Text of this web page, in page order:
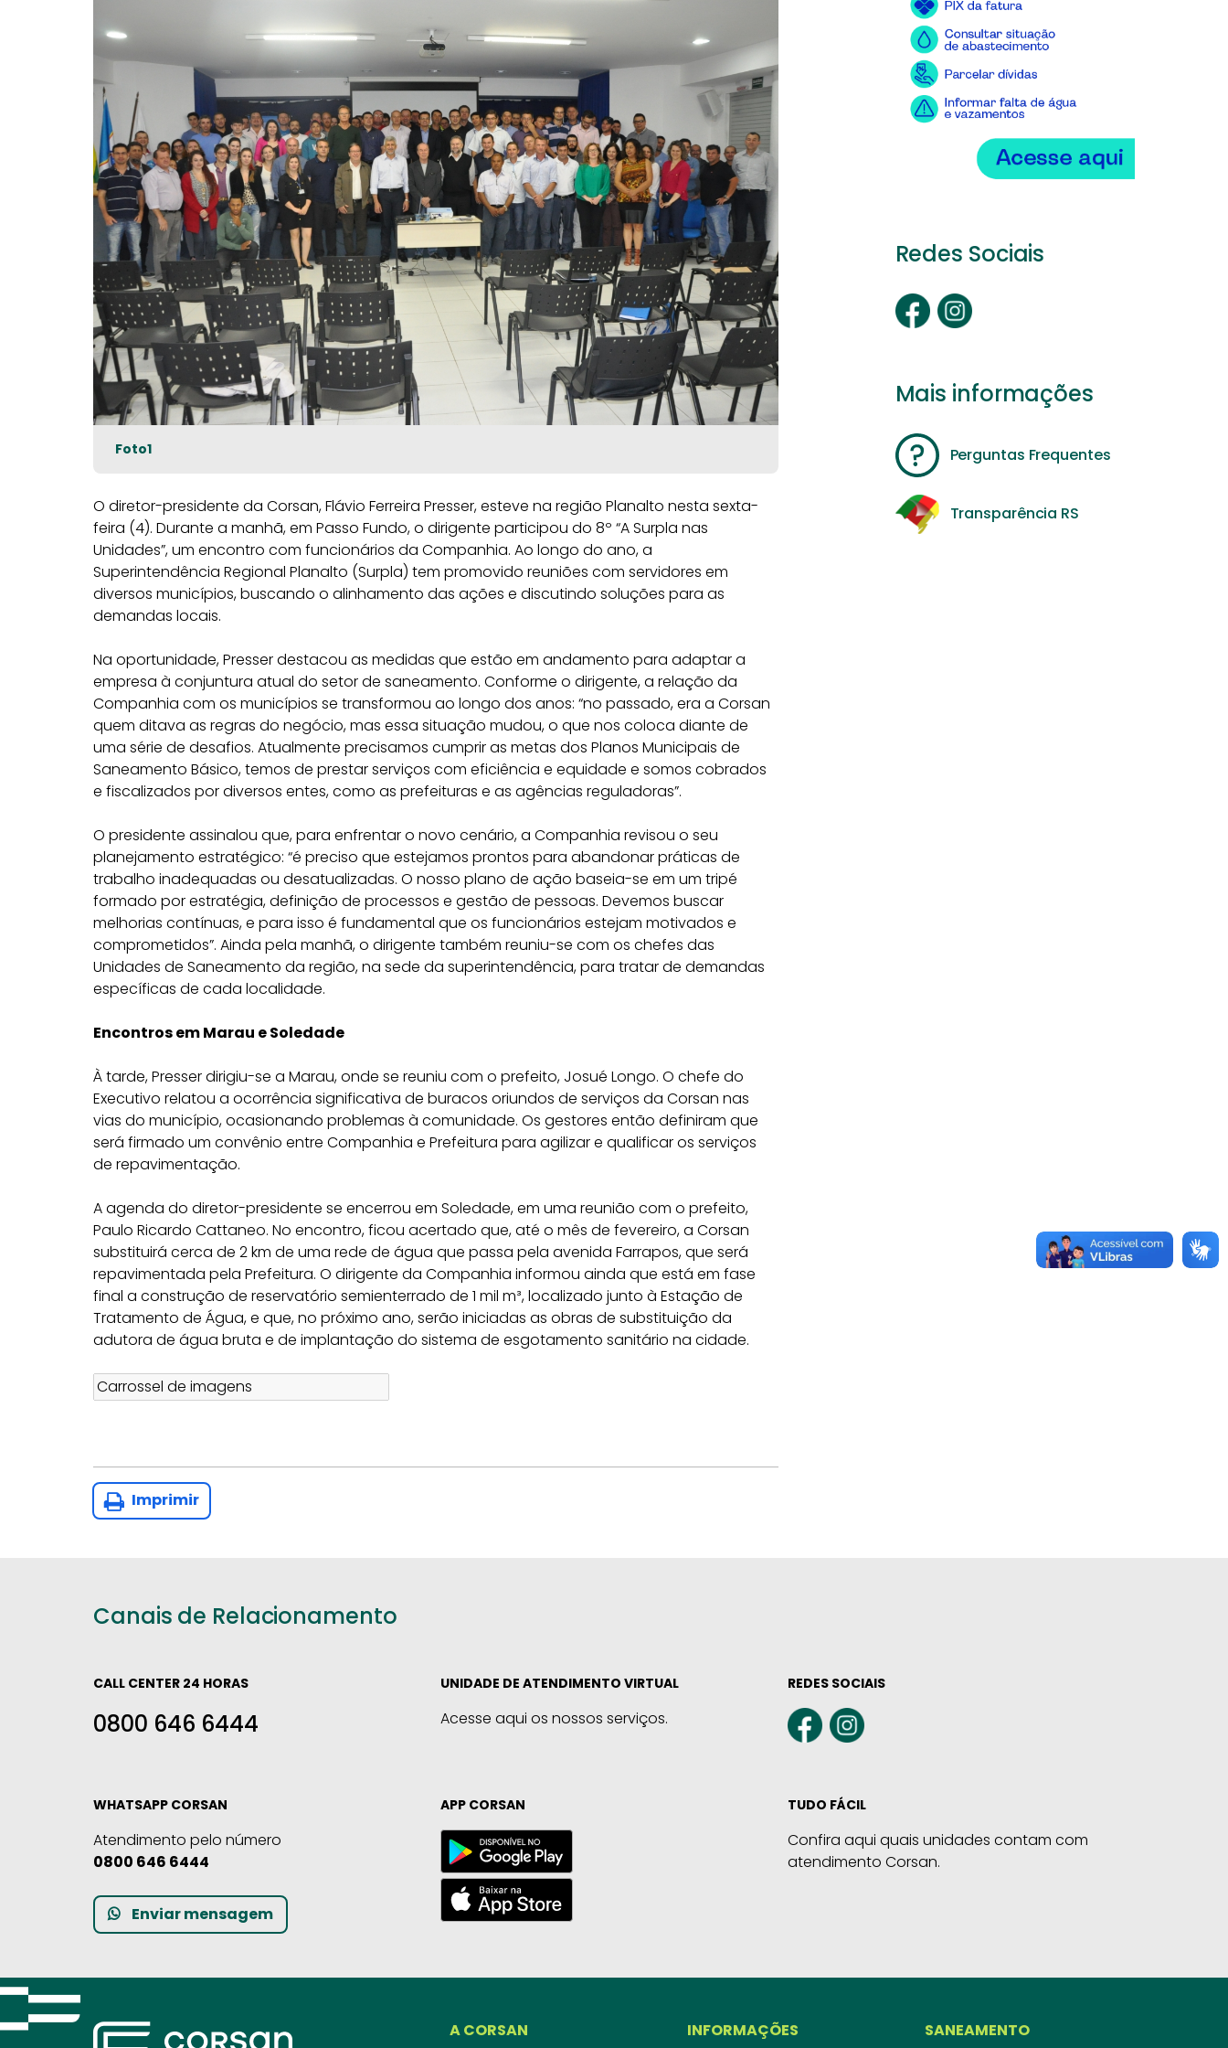
Foto1
O diretor-presidente da Corsan, Flávio Ferreira Presser, esteve na região Planalto nesta sexta-
feira (4). Durante a manhã, em Passo Fundo, o dirigente participou do 8º “A Surpla nas
Unidades”, um encontro com funcionários da Companhia. Ao longo do ano, a
Superintendência Regional Planalto (Surpla) tem promovido reuniões com servidores em
diversos municípios, buscando o alinhamento das ações e discutindo soluções para as
demandas locais.
Na oportunidade, Presser destacou as medidas que estão em andamento para adaptar a
empresa à conjuntura atual do setor de saneamento. Conforme o dirigente, a relação da
Companhia com os municípios se transformou ao longo dos anos: “no passado, era a Corsan
quem ditava as regras do negócio, mas essa situação mudou, o que nos coloca diante de
uma série de desafios. Atualmente precisamos cumprir as metas dos Planos Municipais de
Saneamento Básico, temos de prestar serviços com eficiência e equidade e somos cobrados
e fiscalizados por diversos entes, como as prefeituras e as agências reguladoras”.
O presidente assinalou que, para enfrentar o novo cenário, a Companhia revisou o seu
planejamento estratégico: “é preciso que estejamos prontos para abandonar práticas de
trabalho inadequadas ou desatualizadas. O nosso plano de ação baseia-se em um tripé
formado por estratégia, definição de processos e gestão de pessoas. Devemos buscar
melhorias contínuas, e para isso é fundamental que os funcionários estejam motivados e
comprometidos”. Ainda pela manhã, o dirigente também reuniu-se com os chefes das
Unidades de Saneamento da região, na sede da superintendência, para tratar de demandas
específicas de cada localidade.
Encontros em Marau e Soledade
À tarde, Presser dirigiu-se a Marau, onde se reuniu com o prefeito, Josué Longo. O chefe do
Executivo relatou a ocorrência significativa de buracos oriundos de serviços da Corsan nas
vias do município, ocasionando problemas à comunidade. Os gestores então definiram que
será firmado um convênio entre Companhia e Prefeitura para agilizar e qualificar os serviços
de repavimentação.
A agenda do diretor-presidente se encerrou em Soledade, em uma reunião com o prefeito,
Paulo Ricardo Cattaneo. No encontro, ficou acertado que, até o mês de fevereiro, a Corsan
substituirá cerca de 2 km de uma rede de água que passa pela avenida Farrapos, que será
repavimentada pela Prefeitura. O dirigente da Companhia informou ainda que está em fase
final a construção de reservatório semienterrado de 1 mil m³, localizado junto à Estação de
Tratamento de Água, e que, no próximo ano, serão iniciadas as obras de substituição da
adutora de água bruta e de implantação do sistema de esgotamento sanitário na cidade.
Imprimir
Redes Sociais
Mais informações
Perguntas Frequentes
Transparência RS
Canais de Relacionamento
CALL CENTER 24 HORAS
0800 646 6444
UNIDADE DE ATENDIMENTO VIRTUAL
Acesse aqui os nossos serviços.
REDES SOCIAIS
WHATSAPP CORSAN
Atendimento pelo número
0800 646 6444
Enviar mensagem
APP CORSAN TUDO FÁCIL
Confira aqui quais unidades contam com
atendimento Corsan.
A CORSAN INFORMAÇÕES SANEAMENTO